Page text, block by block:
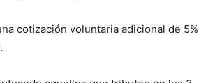
cotización voluntaria adicional de 5%